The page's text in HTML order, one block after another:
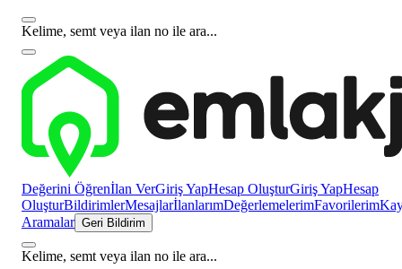
Kelime, semt veya ilan no ile ara...
Değerini Öğrenİlan VerGiriş YapHesap OluşturGiriş YapHesap
OluşturBildirimlerMesajlarİlanlarımDeğerlemelerimFavorilerim
Aramalar Geri Bildirim
Kelime, semt veya ilan no ile ara...